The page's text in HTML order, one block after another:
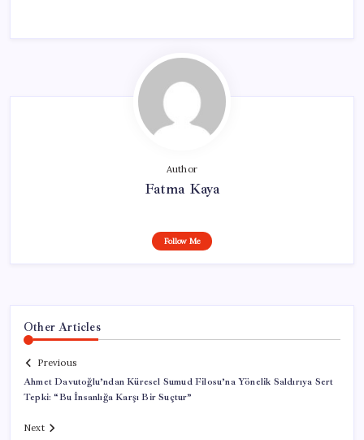
Author
Fatma Kaya
Follow Me
Other Articles
Previous
Ahmet Davutoğlu’ndan Küresel Sumud Filosu’na Yönelik Saldırıya Sert
Tepki: “Bu İnsanlığa Karşı Bir Suçtur”
Next